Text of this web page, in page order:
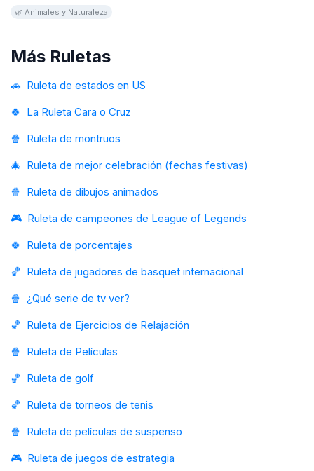
perfecto para los amantes de las mascotas y los caninos.
🌿 Animales y Naturaleza
Más Ruletas
🚗 Ruleta de estados en US
🍀 La Ruleta Cara o Cruz
🍿 Ruleta de montruos
🎄 Ruleta de mejor celebración (fechas festivas)
🍿 Ruleta de dibujos animados
🎮 Ruleta de campeones de League of Legends
🍀 Ruleta de porcentajes
🏀 Ruleta de jugadores de basquet internacional
🍿 ¿Qué serie de tv ver?
🏀 Ruleta de Ejercicios de Relajación
🍿 Ruleta de Películas
🏀 Ruleta de golf
🏀 Ruleta de torneos de tenis
🍿 Ruleta de películas de suspenso
🎮 Ruleta de juegos de estrategia